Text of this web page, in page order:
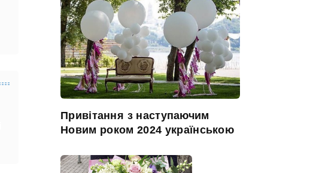
Привітання з наступаючим
Новим роком 2024 українською